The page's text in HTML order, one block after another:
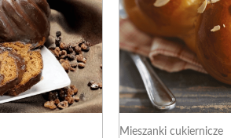
Mieszanki cukiernicze